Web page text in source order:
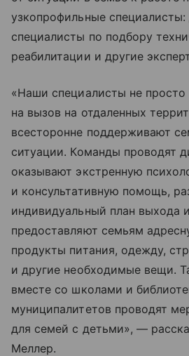
узкопрофильные специалисты:
специалисты по подбору
реабилитации и другие
«Наши специалисты не
на вызов на отдаленных
всесторонне поддерживают
ситуации. Команды проводят
оказывают экстренную
и консультативную помощь,
индивидуальный план выхода
предоставляют семьям
продукты питания, одежду,
и другие необходимые вещи.
вместе со школами и
муниципалитетов проводят
для семей с детьми», —
Меллер.